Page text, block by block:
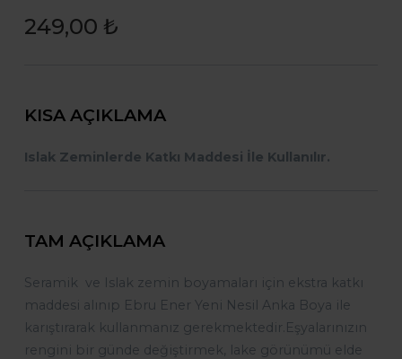
249,00 ₺
KISA AÇIKLAMA
Islak Zeminlerde Katkı Maddesi İle Kullanılır.
TAM AÇIKLAMA
Seramik ve Islak zemin boyamaları için ekstra katkı
maddesi alınıp Ebru Ener Yeni Nesil Anka Boya ile
karıştırarak kullanmanız gerekmektedir. Eşyalarınızın
rengini bir günde değiştirmek, lake görünümü elde